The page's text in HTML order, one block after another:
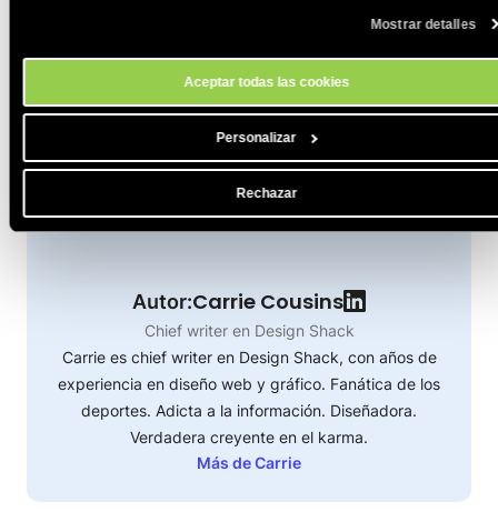
Mostrar detalles
Aceptar todas las cookies
Personalizar
Rechazar
Autor:Carrie Cousins
Chief writer en Design Shack
Carrie es chief writer en Design Shack, con años de
experiencia en diseño web y gráfico. Fanática de los
deportes. Adicta a la información. Diseñadora.
Verdadera creyente en el karma.
Más de Carrie